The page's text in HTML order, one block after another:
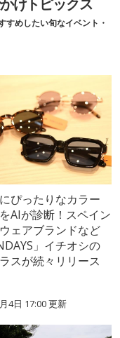
けトピックス
すめしたい旬なイベント・
ぴったりなカラー
AIが診断！スペイン
ェアブランドなど
」イチオシの
スが続々リリース
4日 17:00更新